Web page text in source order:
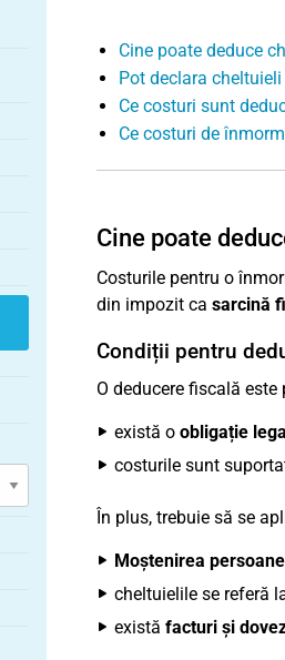
Cine poate deduce
Pot declara
Ce costuri sunt
Ce costuri de
Cine poate
Costurile pentru o
din impozit ca sarcină
Condiții pentru
O deducere fiscală este
există o obligație
costurile sunt
În plus, trebuie să se
Moștenirea
cheltuielile se referă
există facturi și